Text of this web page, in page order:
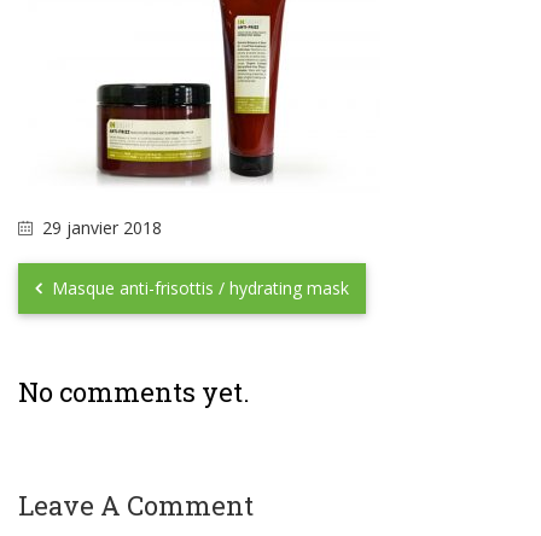
29 janvier 2018
Masque anti-frisottis / hydrating mask
No comments yet.
Leave A Comment